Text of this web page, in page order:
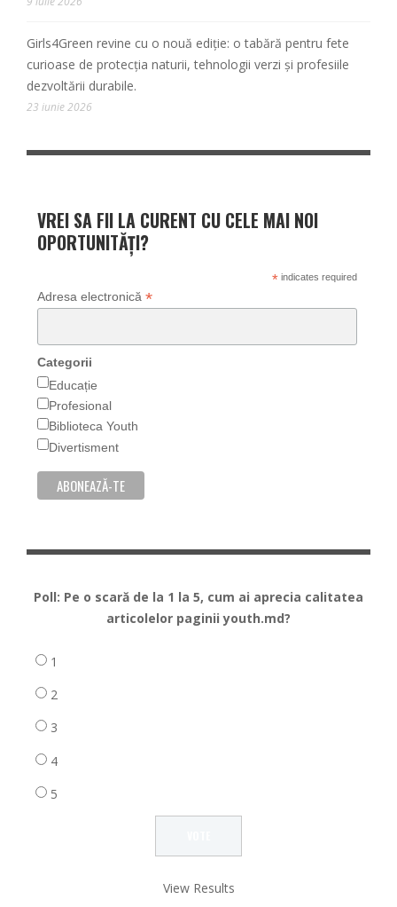
Girls4Green revine cu o nouă ediție: o tabără pentru fete
curioase de protecția naturii, tehnologii verzi și profesiile
dezvoltării durabile.
23 iunie 2026
VREI SA FII LA CURENT CU CELE MAI NOI
OPORTUNITĂȚI?
*indicates required
Adresa electronică *
Categorii
Educație
Profesional
Biblioteca Youth
Divertisment
Poll: Pe o scară de la 1 la 5, cum ai aprecia calitatea
articolelor paginii youth.md?
1
2
3
4
5
View Results